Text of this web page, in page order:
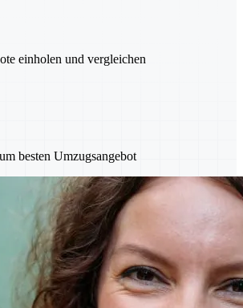
einholen und vergleichen
besten Umzugsangebot